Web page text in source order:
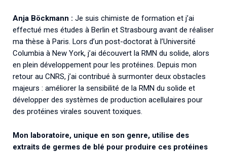
Anja Böckmann : Je suis chimiste de formation et j’ai
effectué mes études à Berlin et Strasbourg avant de réaliser
ma thèse à Paris. Lors d’un post-doctorat à l’Université
Columbia à New York, j’ai découvert la RMN du solide, alors
en plein développement pour les protéines. Depuis mon
retour au CNRS, j’ai contribué à surmonter deux obstacles
majeurs : améliorer la sensibilité de la RMN du solide et
développer des systèmes de production acellulaires pour
des protéines virales souvent toxiques.
Mon laboratoire, unique en son genre, utilise des
extraits de germes de blé pour produire ces protéines